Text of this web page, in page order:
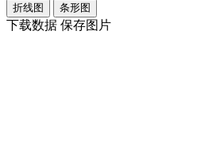
折线图
条形图
下载数据 保存图片